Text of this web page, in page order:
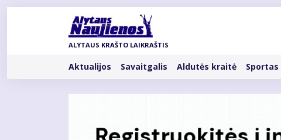
Pereiti
ALYTAUS KRAŠTO LAIKRAŠTIS
Rubrikos
Aktualijos Savaitgalis Aldutės kraitė Sportas